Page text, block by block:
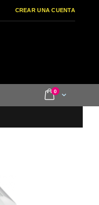
CREAR UNA CUENTA
Cart
0items